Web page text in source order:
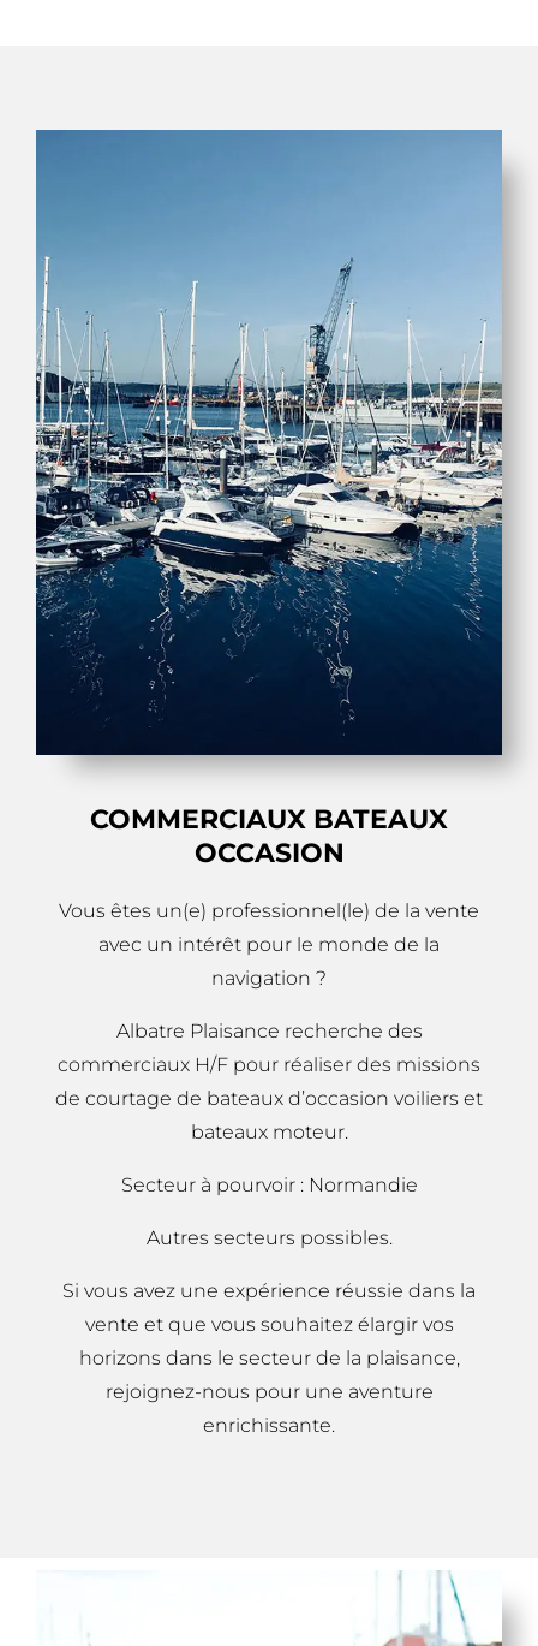
COMMERCIAUX BATEAUX
OCCASION
Vous êtes un(e) professionnel(le) de la vente
avec un intérêt pour le monde de la
navigation ?
Albatre Plaisance recherche des
commerciaux H/F pour réaliser des missions
de courtage de bateaux d’occasion voiliers et
bateaux moteur.
Secteur à pourvoir : Normandie
Autres secteurs possibles.
Si vous avez une expérience réussie dans la
vente et que vous souhaitez élargir vos
horizons dans le secteur de la plaisance,
rejoignez-nous pour une aventure
enrichissante.